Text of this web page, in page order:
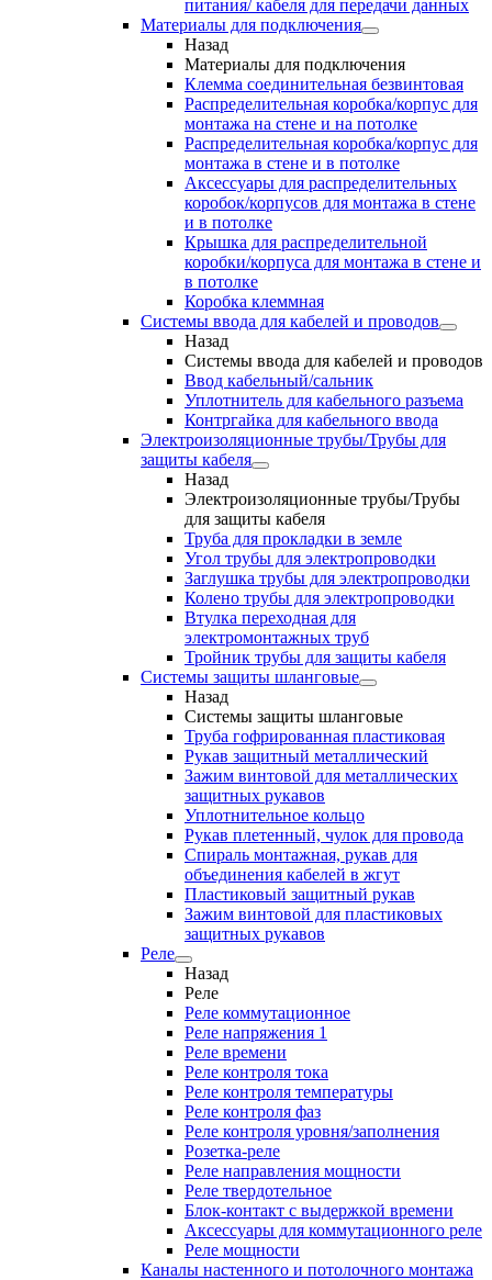
питания/ кабеля для передачи данных
Материалы для подключения
Назад
Материалы для подключения
Клемма соединительная безвинтовая
Распределительная коробка/корпус для
монтажа на стене и на потолке
Распределительная коробка/корпус для
монтажа в стене и в потолке
Аксессуары для распределительных
коробок/корпусов для монтажа в стене
и в потолке
Крышка для распределительной
коробки/корпуса для монтажа в стене и
в потолке
Коробка клеммная
Системы ввода для кабелей и проводов
Назад
Системы ввода для кабелей и проводов
Ввод кабельный/сальник
Уплотнитель для кабельного разъема
Контргайка для кабельного ввода
Электроизоляционные трубы/Трубы для
защиты кабеля
Назад
Электроизоляционные трубы/Трубы
для защиты кабеля
Труба для прокладки в земле
Угол трубы для электропроводки
Заглушка трубы для электропроводки
Колено трубы для электропроводки
Втулка переходная для
электромонтажных труб
Тройник трубы для защиты кабеля
Системы защиты шланговые
Назад
Системы защиты шланговые
Труба гофрированная пластиковая
Рукав защитный металлический
Зажим винтовой для металлических
защитных рукавов
Уплотнительное кольцо
Рукав плетенный, чулок для провода
Спираль монтажная, рукав для
объединения кабелей в жгут
Пластиковый защитный рукав
Зажим винтовой для пластиковых
защитных рукавов
Реле
Назад
Реле
Реле коммутационное
Реле напряжения 1
Реле времени
Реле контроля тока
Реле контроля температуры
Реле контроля фаз
Реле контроля уровня/заполнения
Розетка-реле
Реле направления мощности
Реле твердотельное
Блок-контакт с выдержкой времени
Аксессуары для коммутационного реле
Реле мощности
Каналы настенного и потолочного монтажа